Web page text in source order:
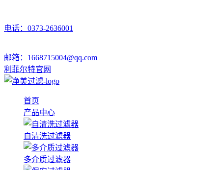
电话：0373-2636001
邮箱：1668715004@qq.com
利菲尔特官网
首页
产品中心
自清洗过滤器
多介质过滤器